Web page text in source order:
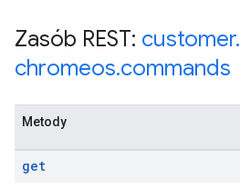
Zasób REST: customer.
chromeos.commands
Metody
get